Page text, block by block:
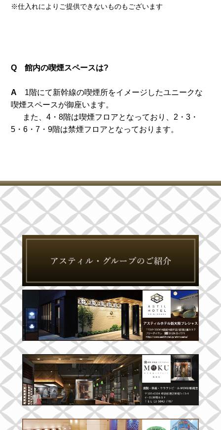
※仕入れによりご提供できないものもございます
Q 館内の喫煙スペースは?
A 1階にて新幹線の喫煙所をイメージしたユニークな
喫煙スペースが御座います。
また、4・8階は喫煙フロアとなっており、2・3・
5・6・7・9階は禁煙フロアとなっております。